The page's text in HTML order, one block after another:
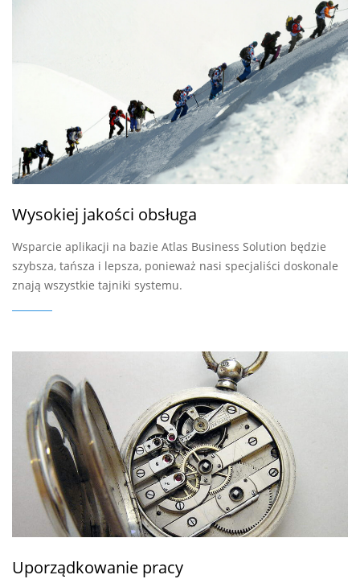
Wysokiej jakości obsługa
Wsparcie aplikacji na bazie Atlas Business Solution będzie
szybsza, tańsza i lepsza, ponieważ nasi specjaliści doskonale
znają wszystkie tajniki systemu.
Uporządkowanie pracy